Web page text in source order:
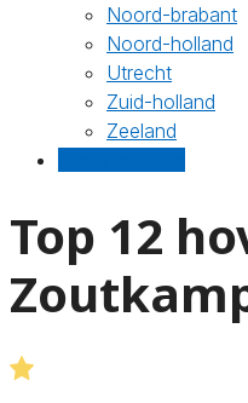
Noord-brabant
Noord-holland
Utrecht
Zuid-holland
Zeeland
Top 12